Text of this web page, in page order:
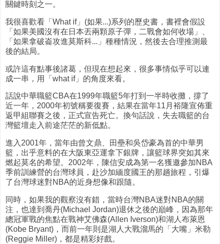
關鍵時刻之一。
我很喜歡看「What if」(如果...)系列的歷史書，書裡會假設
「如果美國沒有在日本丟兩顆原子彈，二戰會如何收場」、
「如果拿破崙攻進莫斯科...」種種情況，然後去合理推測最
後的結局。
或許這有點事後諸葛，但現在想起來，很多事情似乎可以連
成一串，用「what if」的角度來看。
話說中華職籃CBA在1999年職籃5年打到一半時收攤，撐了
近一年，2000年初號稱要復賽，結果在當年11月裕隆宣佈重
返甲組聯賽之後，正式宣告死亡。換句話說，失去職籃的台
灣籃壇走入前途茫茫的新低點。
進入2001年，當年由曾文鼎、田壘和吳岱豪為首的中華男
籃，出乎意料的在大阪東亞運拿下銀牌，讓籃球界突如其來
燃起莫名的希望。2002年，陳信安成為第一名獲邀參加NBA
季前訓練營的台灣球員，赴沙加緬度國王的那趟旅程，引爆
了台灣球迷對NBA的近身想像和跟隨。
同時，如果我的觀察沒有錯，當時台灣NBA迷對NBA的關
注，也達到喬丹(Michael Jordan)退休之後的巔峰，因為那年
總冠軍戰的焦點在戰神艾佛森(Allen Iverson)和湖人布萊恩
(Kobe Bryant)，而前一年則是湖人大戰溜馬的「大嘴」米勒
(Reggie Miller)，都是精彩好戲。